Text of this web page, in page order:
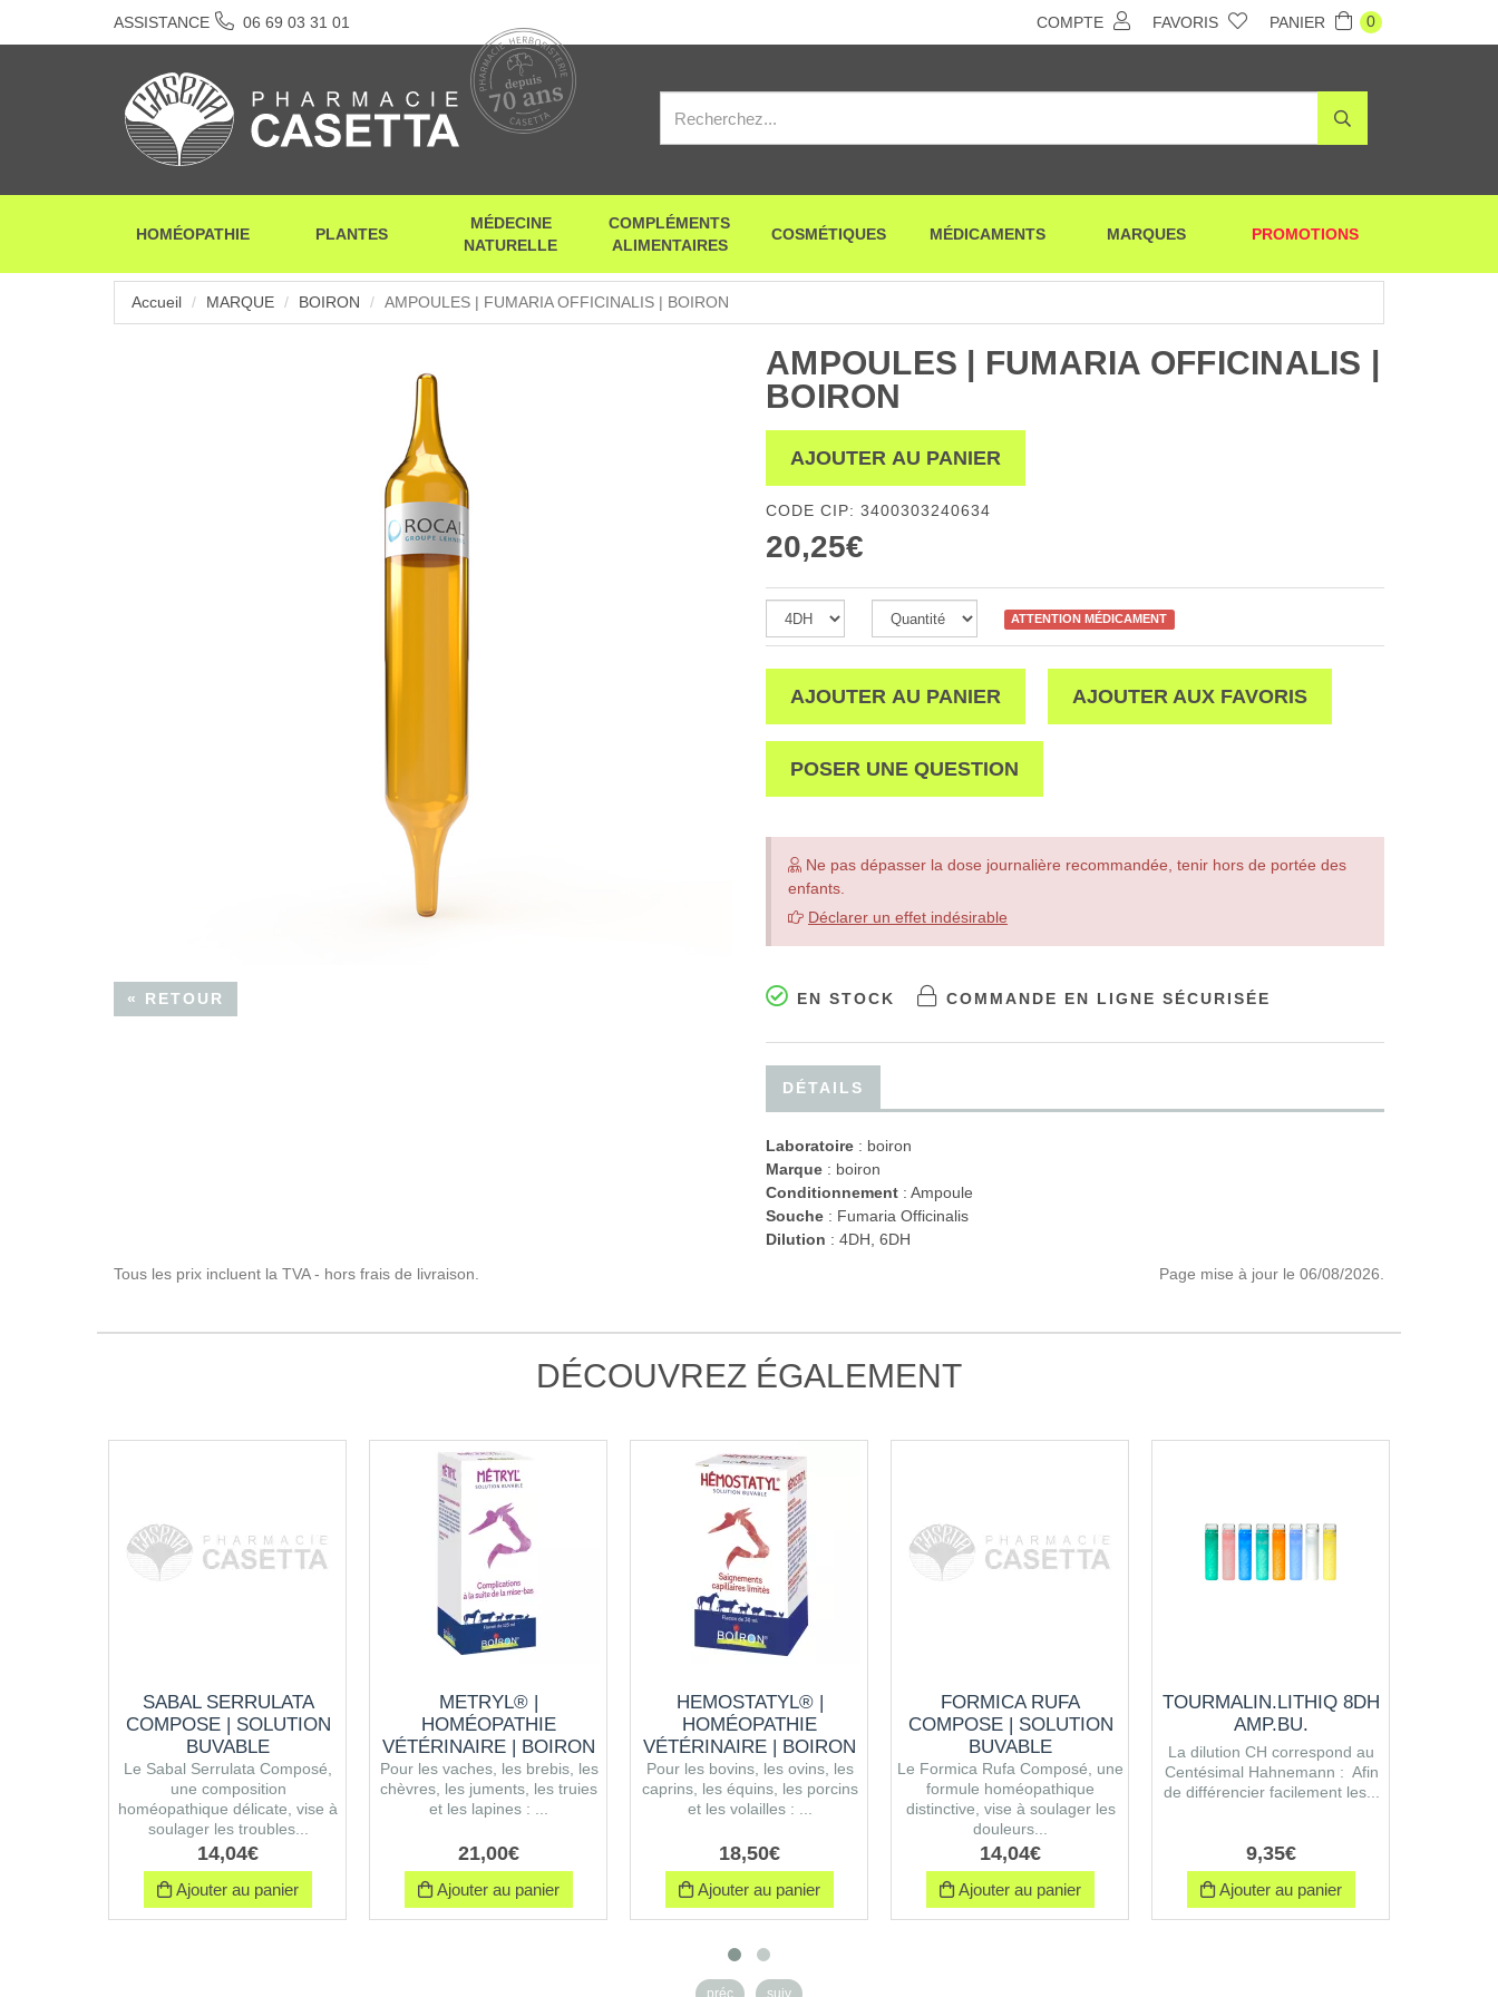
ASSISTANCE 06 69 03 31 01 COMPTE FAVORIS PANIER 0
HOMÉOPATHIE PLANTES
MÉDECINE
NATURELLE
COMPLÉMENTS
ALIMENTAIRES
COSMÉTIQUES MÉDICAMENTS MARQUES PROMOTIONS
Accueil MARQUE BOIRON AMPOULES | FUMARIA OFFICINALIS | BOIRON
« RETOUR
AMPOULES | FUMARIA OFFICINALIS |
BOIRON
AJOUTER AU PANIER
CODE CIP: 3400303240634
20,25€
ATTENTION MÉDICAMENT
AJOUTER AU PANIER AJOUTER AUX FAVORIS
POSER UNE QUESTION
Ne pas dépasser la dose journalière recommandée, tenir hors de portée des
enfants.
Déclarer un effet indésirable
EN STOCK COMMANDE EN LIGNE SÉCURISÉE
DÉTAILS
Laboratoire : boiron
Marque : boiron
Conditionnement : Ampoule
Souche : Fumaria Officinalis
Dilution : 4DH, 6DH
Tous les prix incluent la TVA - hors frais de livraison.
Page mise à jour le 06/08/2026.
DÉCOUVREZ ÉGALEMENT
SABAL SERRULATA
COMPOSE | SOLUTION
BUVABLE
Le Sabal Serrulata Composé,
une composition
homéopathique délicate, vise à
soulager les troubles...
14,04€
Ajouter au panier
METRYL® |
HOMÉOPATHIE
VÉTÉRINAIRE | BOIRON
Pour les vaches, les brebis, les
chèvres, les juments, les truies
et les lapines : ...
21,00€
Ajouter au panier
HEMOSTATYL® |
HOMÉOPATHIE
VÉTÉRINAIRE | BOIRON
Pour les bovins, les ovins, les
caprins, les équins, les porcins
et les volailles : ...
18,50€
Ajouter au panier
FORMICA RUFA
COMPOSE | SOLUTION
BUVABLE
Le Formica Rufa Composé, une
formule homéopathique
distinctive, vise à soulager les
douleurs...
14,04€
Ajouter au panier
TOURMALIN.LITHIQ 8DH
AMP.BU.
La dilution CH correspond au
Centésimal Hahnemann : Afin
de différencier facilement les...
9,35€
Ajouter au panier
préc suiv